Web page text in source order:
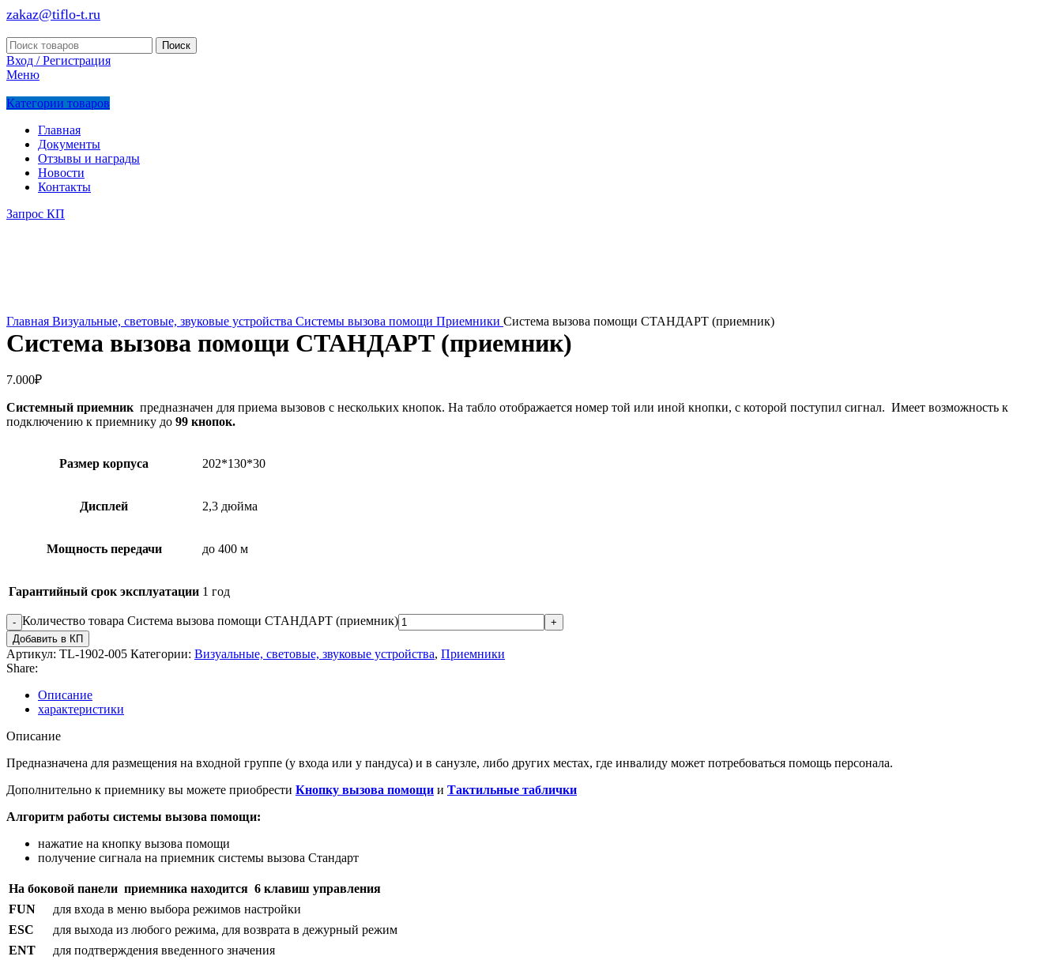
zakaz@tiflo-t.ru
Поиск
Вход / Регистрация
Меню
Категории товаров
Главная
Документы
Отзывы и награды
Новости
Контакты
Запрос КП
Главная Визуальные, световые, звуковые устройства Системы вызова помощи Приемники Система вызова помощи СТАНДАРТ (приемник)
Система вызова помощи СТАНДАРТ (приемник)
7.000₽
Системный приемник предназначен для приема вызовов с нескольких кнопок. На табло отображается номер той или иной кнопки, с которой поступил сигнал. Имеет возможность к
подключению к приемнику до 99 кнопок.
Размер корпуса 202*130*30
Дисплей 2,3 дюйма
Мощность передачи до 400 м
Гарантийный срок эксплуатации 1 год
Количество товара Система вызова помощи СТАНДАРТ (приемник)
Добавить в КП
Артикул: TL-1902-005 Категории: Визуальные, световые, звуковые устройства, Приемники
Share:
Описание
характеристики
Описание
Предназначена для размещения на входной группе (у входа или у пандуса) и в санузле, либо других местах, где инвалиду может потребоваться помощь персонала.
Дополнительно к приемнику вы можете приобрести Кнопку вызова помощи и Тактильные таблички
Алгоритм работы системы вызова помощи:
нажатие на кнопку вызова помощи
получение сигнала на приемник системы вызова Стандарт
На боковой панели приемника находится 6 клавиш управления
FUN
для входа в меню выбора режимов настройки
ESC
для выхода из любого режима, для возврата в дежурный режим
ENT
для подтверждения введенного значения